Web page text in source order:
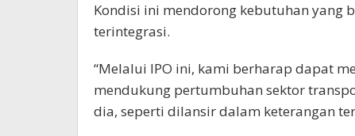
Kondisi ini mendorong kebutuhan yang
terintegrasi.
“Melalui IPO ini, kami berharap dapat
mendukung pertumbuhan sektor
dia, seperti dilansir dalam keterangan